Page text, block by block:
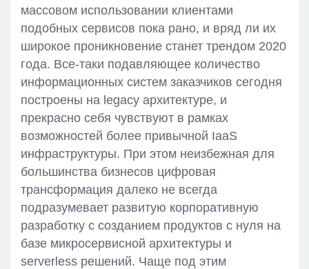
массовом использовании клиентами
подобных сервисов пока рано, и вряд ли их
широкое проникновение станет трендом 2020
года. Все-таки подавляющее количество
информационных систем заказчиков сегодня
построены на legacy архитектуре, и
прекрасно себя чувствуют в рамках
возможностей более привычной IaaS
инфраструктуры. При этом неизбежная для
большинства бизнесов цифровая
трансформация далеко не всегда
подразумевает развитую корпоративную
разработку с созданием продуктов с нуля на
базе микросервисной архитектуры и
serverless решений. Чаще под этим